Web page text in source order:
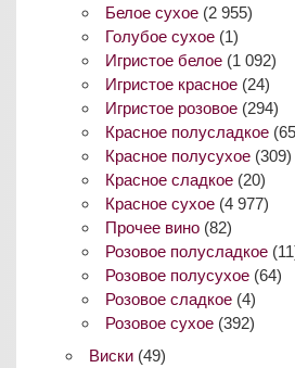
Белое сухое (2 955)
Голубое сухое (1)
Игристое белое (1 092)
Игристое красное (24)
Игристое розовое (294)
Красное полусладкое
Красное полусухое (309)
Красное сладкое (20)
Красное сухое (4 977)
Прочее вино (82)
Розовое полусладкое
Розовое полусухое (64)
Розовое сладкое (4)
Розовое сухое (392)
Виски(49)